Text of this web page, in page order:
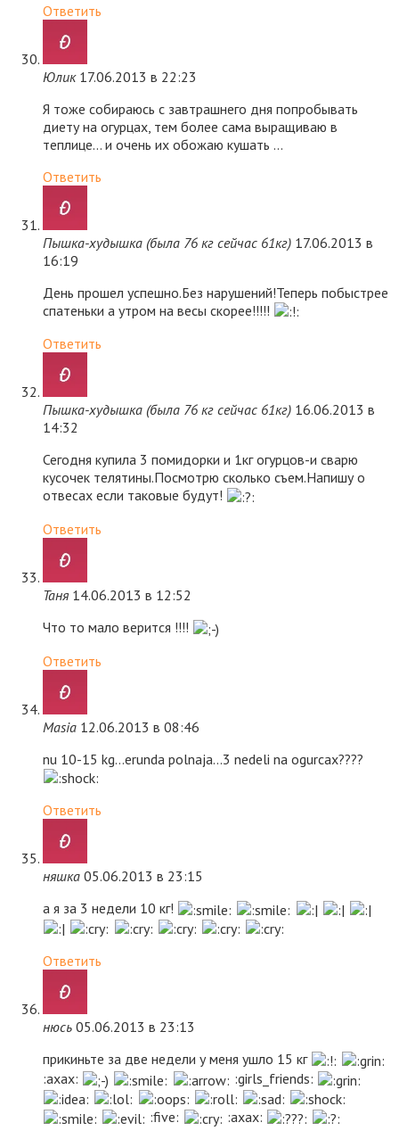
Ответить
Юлик 17.06.2013 в 22:23
Я тоже собираюсь с завтрашнего дня попробывать
диету на огурцах, тем более сама выращиваю в
теплице… и очень их обожаю кушать …
Ответить
Пышка-худышка (была 76 кг сейчас 61кг) 17.06.2013 в
16:19
День прошел успешно.Без нарушений!Теперь побыстрее
спатеньки а утром на весы скорее!!!!!
Ответить
Пышка-худышка (была 76 кг сейчас 61кг) 16.06.2013 в
14:32
Сегодня купила 3 помидорки и 1кг огурцов-и сварю
кусочек телятины.Посмотрю сколько съем.Напишу о
отвесах если таковые будут!
Ответить
Таня 14.06.2013 в 12:52
Что то мало верится !!!!
Ответить
Masia 12.06.2013 в 08:46
nu 10-15 kg…erunda polnaja…3 nedeli na ogurcax????
Ответить
няшка 05.06.2013 в 23:15
а я за 3 недели 10 кг!
Ответить
нюсь 05.06.2013 в 23:13
прикиньте за две недели у меня ушло 15 кг
:axax:
:girls_friends:
:five:
:axax: